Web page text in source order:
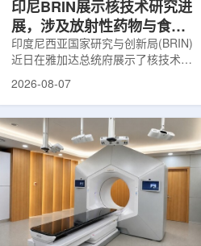
印尼BRIN展示核技术研究进
展，涉及放射性药物与食品
辐照应用
印度尼西亚国家研究与创新局(BRIN)
近日在雅加达总统府展示了核技术研
究成果。BRIN局长阿里夫·萨特里亚
粮食和健康等领域。在健康领域，
BRIN正在开发用于核医学的放射性
药物。这类药物含有放射性物质，可
用于癌症诊断和治疗。阿里夫表示，
放射性药物研发对癌症识别和治疗具
有重要意义。在食品领域，BRIN将
核技术用于食品保鲜，重点包括出口
水果的辐照处理。阿里夫介绍，一些
2026-08-07